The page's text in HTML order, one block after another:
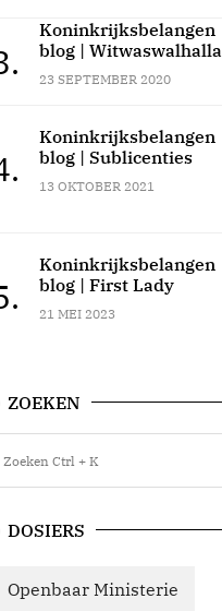
Koninkrijksbelangen
blog | Witwaswalhalla
23 SEPTEMBER 2020
Koninkrijksbelangen
blog | Sublicenties
13 OKTOBER 2021
Koninkrijksbelangen
blog | First Lady
21 MEI 2023
ZOEKEN
DOSIERS
Openbaar Ministerie